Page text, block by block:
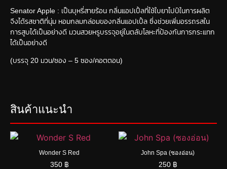
Senator Apple : เป็นบุหรี่สายร้อน กลิ่นแอปเปิ้ลที่ใช้ใบยาไปป์ในการผลิต
จึงได้รสชาติที่นุ่ม หอมกลมกล่อมของกลิ่นแอปเปิ้ล ซึ่งช่วยเพิ่มอรรถรสใน
การสูบได้เป็นอย่างดี มวนสวยหรูบรรจุอยู่ในตลับโลหะที่ป้องกันการกระแทก
ได้เป็นอย่างดี
(บรรจุ 20 มวน/ซอง – 5 ซอง/คอตตอน)
สินค้าแนะนำ
Wonder S Red
350 ฿
John Spa (ซองอ่อน)
250 ฿